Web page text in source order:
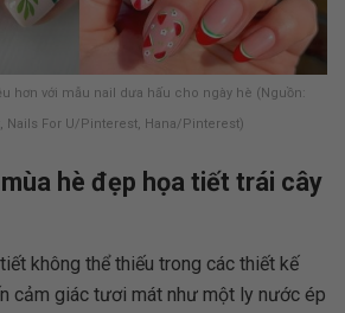
hơn với mẫu nail dưa hấu cho ngày hè (Nguồn:
Nails For U/Pinterest, Hana/Pinterest)
hè đẹp họa tiết trái cây
không thể thiếu trong các thiết kế
cảm giác tươi mát như một ly nước ép